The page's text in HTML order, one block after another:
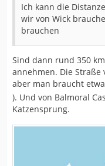
Ich kann die
wir von Wick
brauchen
Sind dann rund 350
annehmen. Die Straße
aber man braucht
). Und von Balmoral
Katzensprung.